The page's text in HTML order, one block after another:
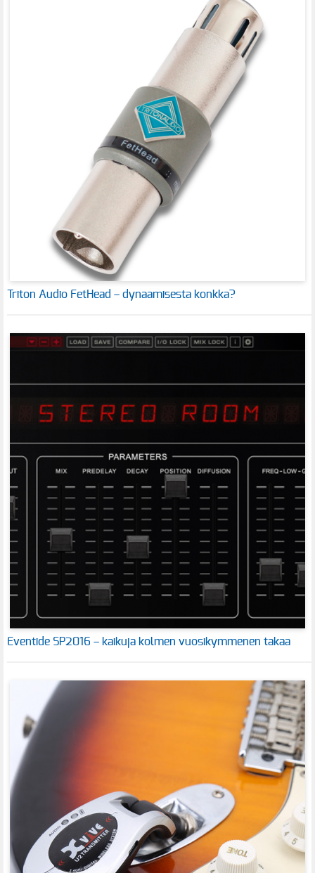
Triton Audio FetHead – dynaamisesta konkka?
Eventide SP2016 – kaikuja kolmen vuosikymmenen takaa